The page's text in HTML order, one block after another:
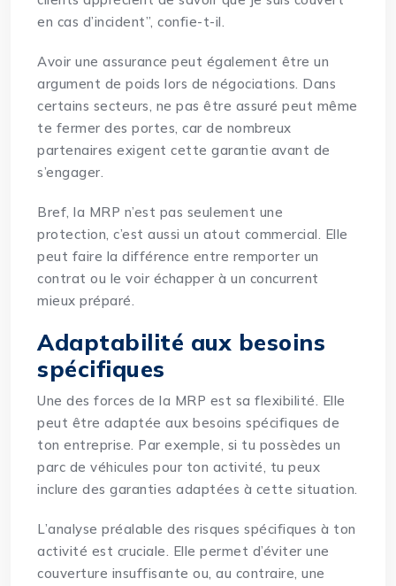
en cas d’incident”, confie-t-il.
Avoir une assurance peut également être un
argument de poids lors de négociations. Dans
certains secteurs, ne pas être assuré peut même
te fermer des portes, car de nombreux
partenaires exigent cette garantie avant de
s’engager.
Bref, la MRP n’est pas seulement une
protection, c’est aussi un atout commercial. Elle
peut faire la différence entre remporter un
contrat ou le voir échapper à un concurrent
mieux préparé.
Adaptabilité aux besoins
spécifiques
Une des forces de la MRP est sa flexibilité. Elle
peut être adaptée aux besoins spécifiques de
ton entreprise. Par exemple, si tu possèdes un
parc de véhicules pour ton activité, tu peux
inclure des garanties adaptées à cette situation.
L’analyse préalable des risques spécifiques à ton
activité est cruciale. Elle permet d’éviter une
couverture insuffisante ou, au contraire, une